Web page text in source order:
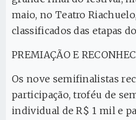
maio, no Teatro
classificados das etapas
PREMIAÇÃO E
Os nove semifinalistas
participação, troféu de
individual de R$ 1 mil e